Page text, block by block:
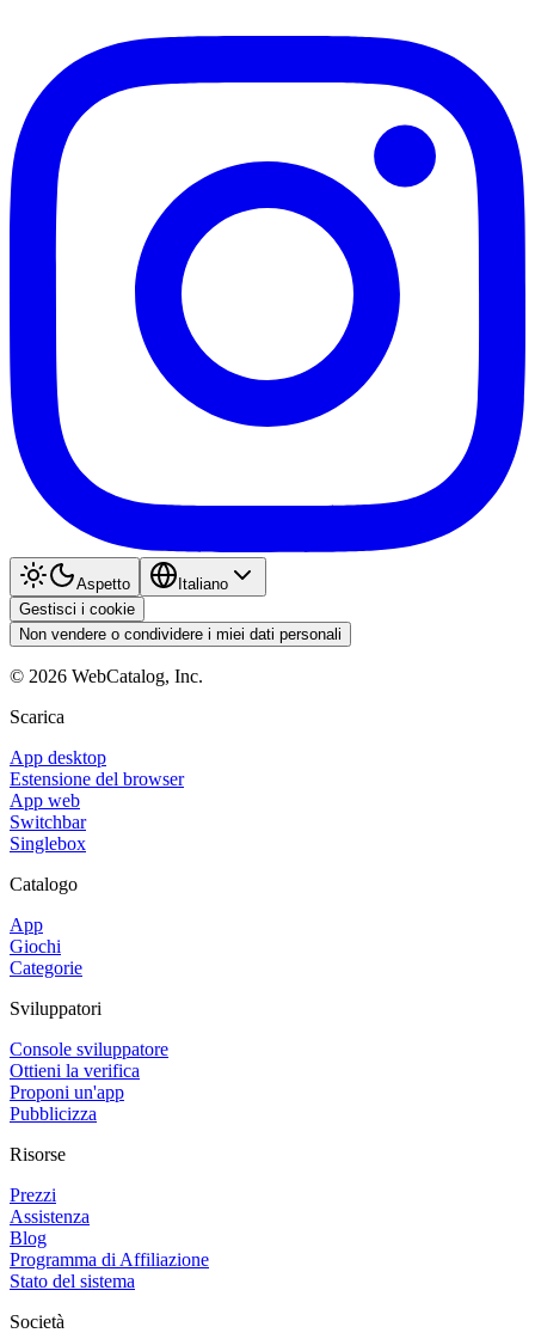
Aspetto
Italiano
Gestisci i cookie
Non vendere o condividere i miei dati personali
© 2026 WebCatalog, Inc.
Scarica
App desktop
Estensione del browser
App web
Switchbar
Singlebox
Catalogo
App
Giochi
Categorie
Sviluppatori
Console sviluppatore
Ottieni la verifica
Proponi un'app
Pubblicizza
Risorse
Prezzi
Assistenza
Blog
Programma di Affiliazione
Stato del sistema
Società